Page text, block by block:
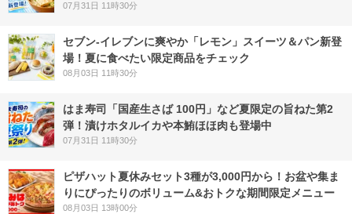
07月31日 11時30分
セブン‐イレブンに爽やか「レモン」スイーツ＆パン新登
場！夏に食べたい限定商品をチェック
08月03日 11時30分
はま寿司「国産生さば 100円」など夏限定の旨ねた第2
弾！漬けホタルイカや本鮪ほほ肉も登場中
07月31日 11時30分
ピザハット夏休みセット3種が3,000円から！お盆や集ま
りにぴったりのボリューム&おトクな期間限定メニュー
08月03日 13時00分